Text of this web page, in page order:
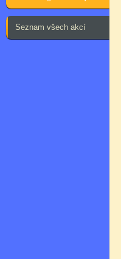
Seznam všech akcí